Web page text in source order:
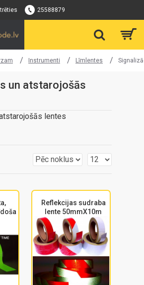
25588879
Instrumenti Līmlentes
un atstarojošās
lentes
Reflekcijas sudraba
lente 50mmX10m